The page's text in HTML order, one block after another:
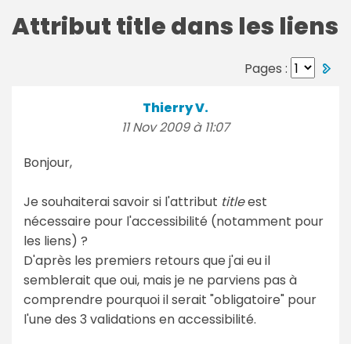
Attribut title dans les liens
Pages :
Thierry V.
11 Nov 2009 à 11:07
Bonjour,
Je souhaiterai savoir si l'attribut titleest
nécessaire pour l'accessibilité (notamment pour
les liens) ?
D'après les premiers retours que j'ai eu il
semblerait que oui, mais je ne parviens pas à
comprendre pourquoi il serait "obligatoire" pour
l'une des 3 validations en accessibilité.